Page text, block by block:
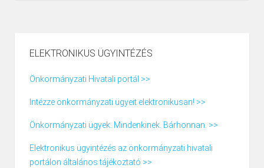
ELEKTRONIKUS ÜGYINTÉZÉS
Önkormányzati Hivatali portál >>
Intézze önkormányzati ügyeit elektronikusan! >>
Önkormányzati ügyek. Mindenkinek. Bárhonnan. >>
Elektronikus ügyintézés az önkormányzati hivatali
portálon általános tájékoztató >>